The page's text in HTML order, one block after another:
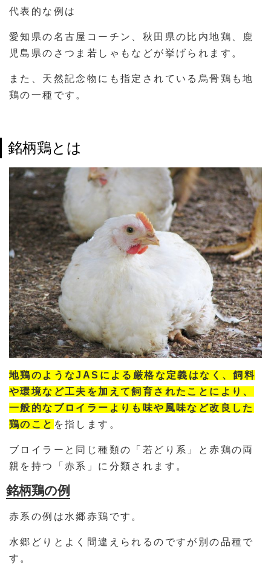
代表的な例は
愛知県の名古屋コーチン、秋田県の比内地鶏、鹿
児島県のさつま若しゃもなどが挙げられます。
また、天然記念物にも指定されている烏骨鶏も地
鶏の一種です。
銘柄鶏とは
地鶏のようなJASによる厳格な定義はなく、飼料
や環境など工夫を加えて飼育されたことにより、
一般的なブロイラーよりも味や風味など改良した
鶏のこと を指します。
ブロイラーと同じ種類の「若どり系」と赤鶏の両
親を持つ「赤系」に分類されます。
銘柄鶏の例
赤系の例は水郷赤鶏です。
水郷どりとよく間違えられるのですが別の品種で
す。